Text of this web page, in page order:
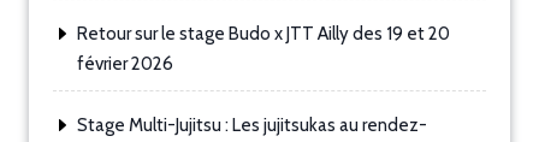
Retour sur le stage Budo x JTT Ailly des 19 et 20
février 2026
Stage Multi-Jujitsu : Les jujitsukas au rendez-